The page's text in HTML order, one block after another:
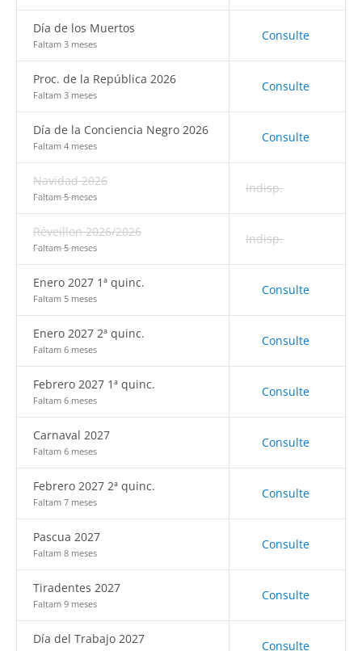
Día de los Muertos
Faltam 3 meses
Consulte
Proc. de la República 2026
Faltam 3 meses
Consulte
Día de la Conciencia Negro 2026
Faltam 4 meses
Consulte
Navidad 2026
Faltam 5 meses
Indisp.
Réveillon 2026/2026
Faltam 5 meses
Indisp.
Enero 2027 1ª quinc.
Faltam 5 meses
Consulte
Enero 2027 2ª quinc.
Faltam 6 meses
Consulte
Febrero 2027 1ª quinc.
Faltam 6 meses
Consulte
Carnaval 2027
Faltam 6 meses
Consulte
Febrero 2027 2ª quinc.
Faltam 7 meses
Consulte
Pascua 2027
Faltam 8 meses
Consulte
Tiradentes 2027
Faltam 9 meses
Consulte
Día del Trabajo 2027 Consulte